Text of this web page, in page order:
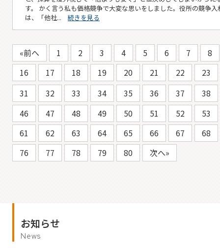
す。 かく言う私も価格競争で大変な思いをしました。役所の競争入
は、「他社... 続きを見る
«前へ 1 2 3 4 5 6 7
8
16
17 18 19 20 21 22
23
31
32 33 34 35 36 37
38
46
47 48 49 50 51 52
53
61
62 63 64 65 66 67
68
76
77 78 79 80 次へ»
お知らせ
News